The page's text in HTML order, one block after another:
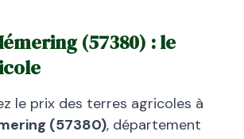
(57380) : le
le prix des terres agricoles à
(57380), département